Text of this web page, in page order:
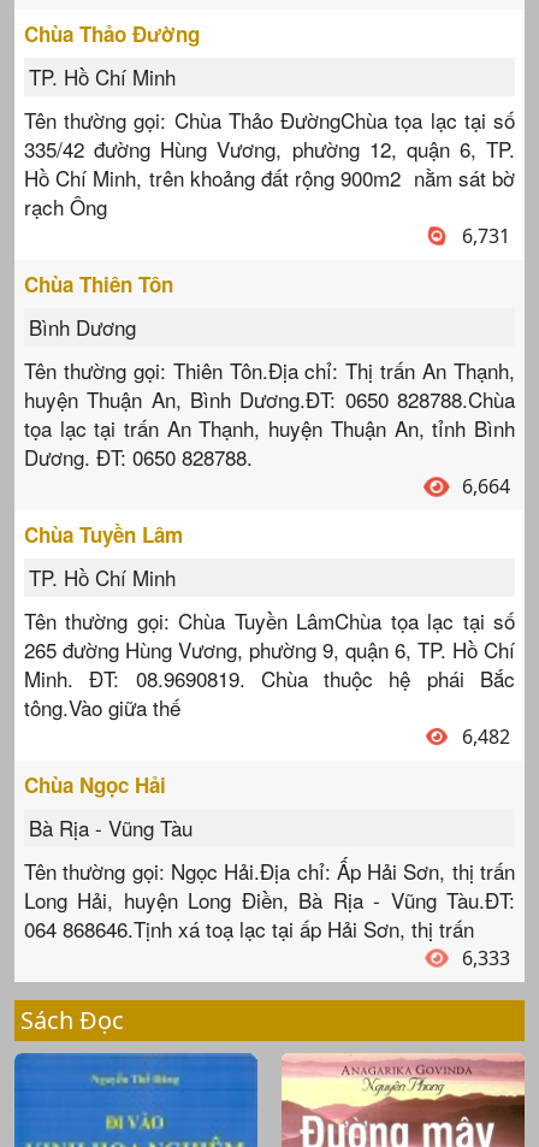
Chùa Thảo Đường
TP. Hồ Chí Minh
Tên thường gọi: Chùa Thảo ĐườngChùa tọa lạc tại số
335/42 đường Hùng Vương, phường 12, quận 6, TP.
Hồ Chí Minh, trên khoảng đất rộng 900m2 nằm sát bờ
rạch Ông
6,731
Chùa Thiên Tôn
Bình Dương
Tên thường gọi: Thiên Tôn.Địa chỉ: Thị trấn An Thạnh,
huyện Thuận An, Bình Dương.ĐT: 0650 828788.Chùa
tọa lạc tại trấn An Thạnh, huyện Thuận An, tỉnh Bình
Dương. ĐT: 0650 828788.
6,664
Chùa Tuyền Lâm
TP. Hồ Chí Minh
Tên thường gọi: Chùa Tuyền LâmChùa tọa lạc tại số
265 đường Hùng Vương, phường 9, quận 6, TP. Hồ Chí
Minh. ĐT: 08.9690819. Chùa thuộc hệ phái Bắc
tông.Vào giữa thế
6,482
Chùa Ngọc Hải
Bà Rịa - Vũng Tàu
Tên thường gọi: Ngọc Hải.Địa chỉ: Ấp Hải Sơn, thị trấn
Long Hải, huyện Long Điền, Bà Rịa - Vũng Tàu.ĐT:
064 868646.Tịnh xá toạ lạc tại ấp Hải Sơn, thị trấn
6,333
Sách Đọc